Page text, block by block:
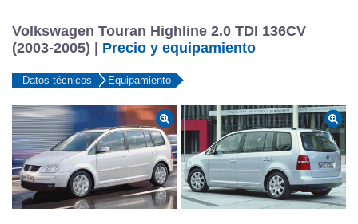
Volkswagen Touran Highline 2.0 TDI 136CV
(2003-2005) | Precio y equipamiento
Datos técnicos Equipamiento